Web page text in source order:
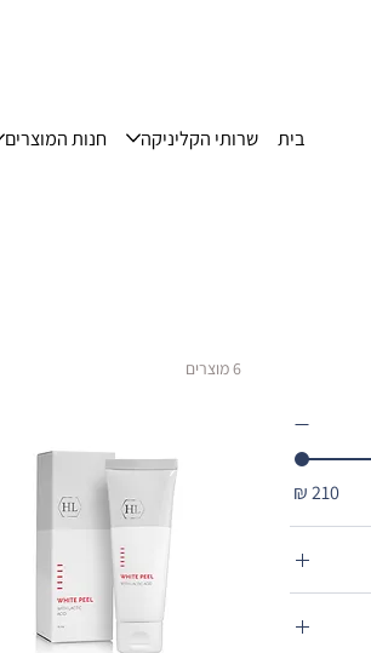
בית שרותי הקליניקה חנות המוצרים
‏210 ‏₪
6 מוצרים